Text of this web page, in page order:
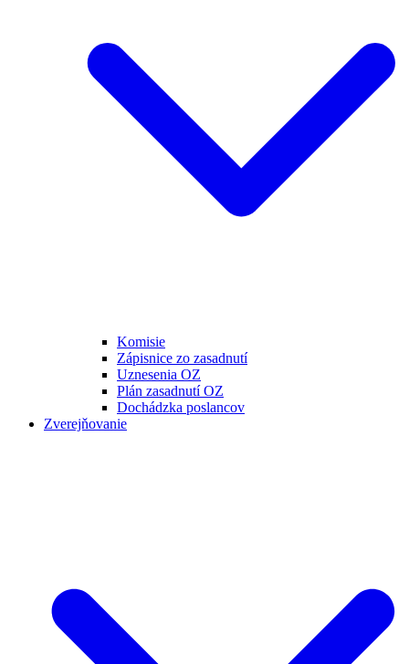
Komisie
Zápisnice zo zasadnutí
Uznesenia OZ
Plán zasadnutí OZ
Dochádzka poslancov
Zverejňovanie